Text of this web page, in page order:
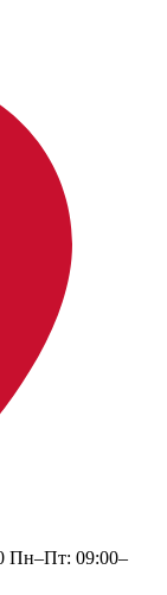
Пн–Пт: 09:00–